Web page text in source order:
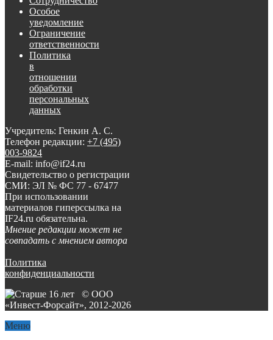
Особое
уведомление
Ограничение
ответственности
Политика
в
отношении
обработки
персональных
данных
Учредитель: Генкин А. С.
Телефон редакции: +7 (495)
003-9824
E-mail: info@if24.ru
Свидетельство о регистрации
СМИ: ЭЛ № ФС 77 - 67477
При использовании
материалов гиперссылка на
IF24.ru обязательна.
Мнение редакции может не
совпадать с мнением автора
Политика
конфиденциальности
© ООО
«Инвест-Форсайт», 2012-2026
Меню